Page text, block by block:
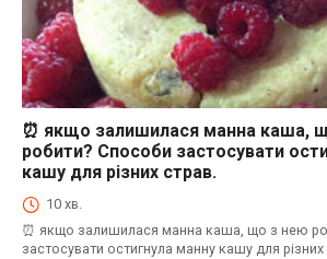
⏰Енциклопедія Coofood. Як економити час і гроші на
⏰ якщо залишилася манна каша,
робити? Способи застосувати
кашу для різних страв.
10 хв.
⏰ якщо залишилася манна каша, що з нею
застосувати остигнула манну кашу для різних